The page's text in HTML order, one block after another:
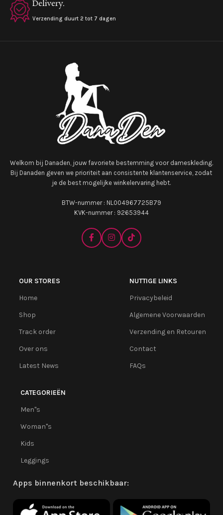
Delivery.
Verzending duurt 2 tot 7 dagen
Welkom bij Danaden, jouw favoriete bestemming voor dameskleding.
Bij Danaden geven we prioriteit aan consistente klantenservice, zodat
je de best mogelijke winkelervaring hebt.
BTW-nummer : NL004967725B79
KVK-nummer : 92653944
OUR STORES
Home
Shop
Track order
Over ons
Latest News
NUTTIGE LINKS
Privacybeleid
Algemene Voorwaarden
Verzending en Retouren
Contact
FAQs
CATEGORIEËN
Men''s
Woman''s
Kids
Leggings
Apps binnenkort beschikbaar: